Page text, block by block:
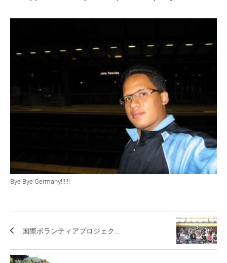
Bye Bye Germany!!!!!!
国際ボランティアプロジェク...